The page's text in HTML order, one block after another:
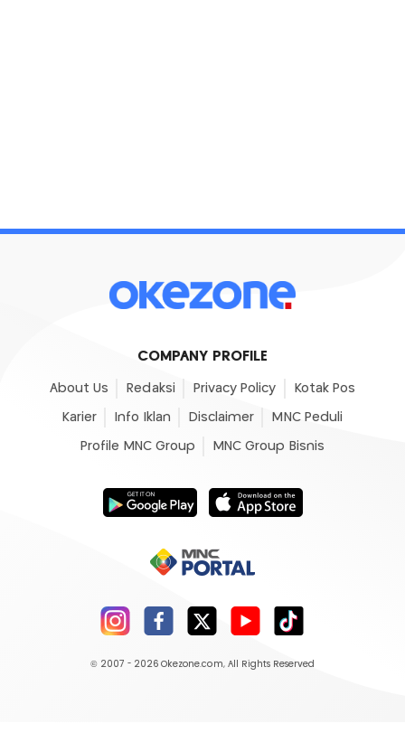
COMPANY PROFILE
About Us Redaksi Privacy Policy Kotak Pos
Karier Info Iklan Disclaimer MNC Peduli
Profile MNC Group MNC Group Bisnis
© 2007 - 2026 Okezone.com, All Rights Reserved